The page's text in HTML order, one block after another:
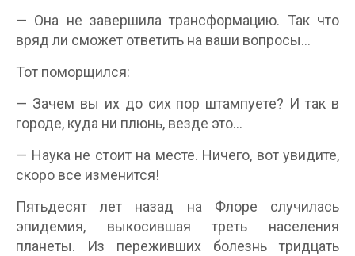
— Она не завершила трансформацию. Так что
вряд ли сможет ответить на ваши вопросы…
Тот поморщился:
— Зачем вы их до сих пор штампуете? И так в
городе, куда ни плюнь, везде это…
— Наука не стоит на месте. Ничего, вот увидите,
скоро все изменится!
Пятьдесят лет назад на Флоре случилась
эпидемия, выкосившая треть населения
планеты. Из переживших болезнь тридцать